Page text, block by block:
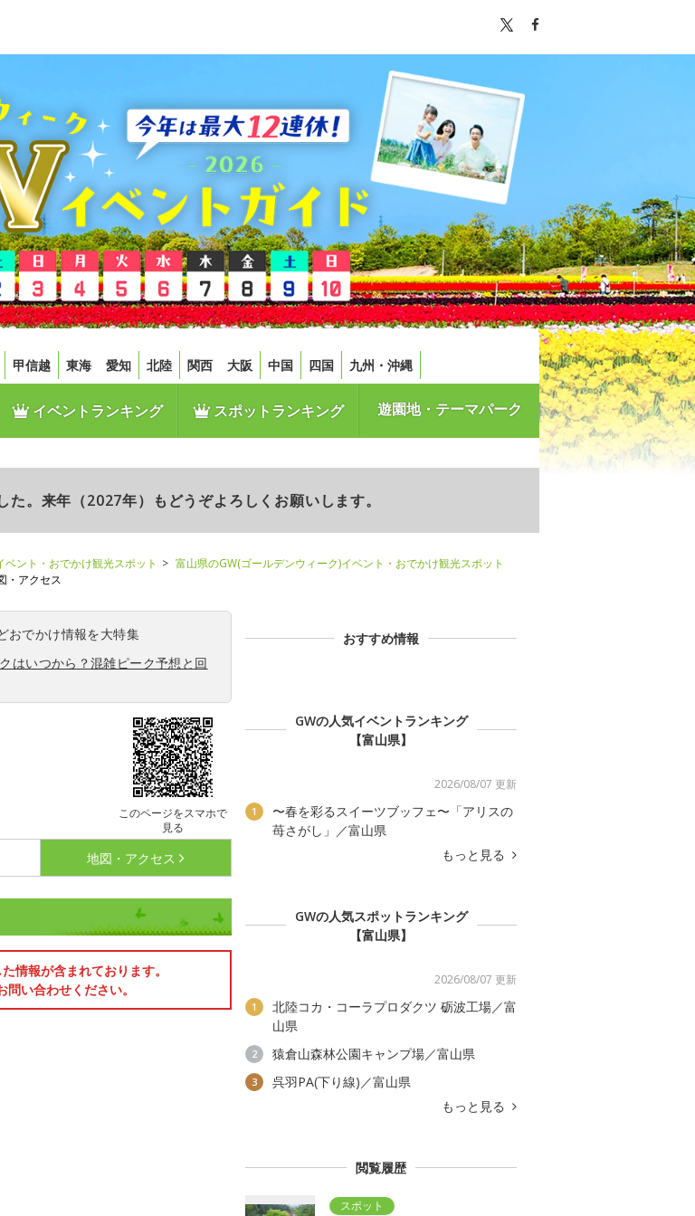
甲信越 東海 愛知 北陸 関西 大阪 中国 四国 九州・沖縄
イベントランキング スポットランキング 遊園地・テーマパーク
。来年（2027年）もどうぞよろしくお願いします。
ント・おでかけ観光スポット
富山県のGW(ゴールデンウィーク)イベント・おでかけ観光スポット
・アクセス
おでかけ情報を大特集
はいつから？混雑ピーク予想と回
このページをスマホで
見る
地図・アクセス
情報が含まれております。
い合わせください。
おすすめ情報
GWの人気イベントランキング
【富山県】
2026/08/07 更新
1
〜春を彩るスイーツブッフェ〜「アリスの
苺さがし」／富山県
もっと見る
GWの人気スポットランキング
【富山県】
2026/08/07 更新
1
北陸コカ・コーラプロダクツ 砺波工場／富
山県
2 猿倉山森林公園キャンプ場／富山県
3
呉羽PA(下り線)／富山県
もっと見る
閲覧履歴